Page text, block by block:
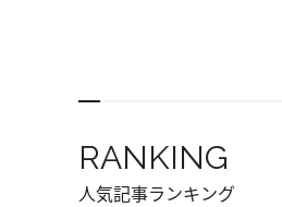
RANKING
人気記事ランキング